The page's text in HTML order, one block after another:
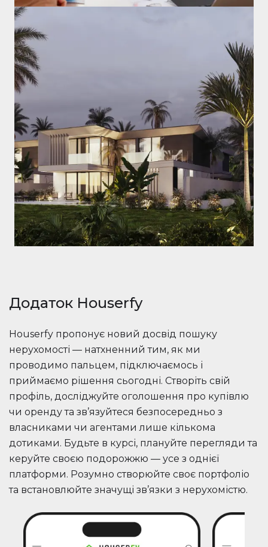
Додаток Houserfy
Houserfy пропонує новий досвід пошуку
нерухомості — натхненний тим, як ми
проводимо пальцем, підключаємось і
приймаємо рішення сьогодні. Створіть свій
профіль, досліджуйте оголошення про купівлю
чи оренду та зв’язуйтеся безпосередньо з
власниками чи агентами лише кількома
дотиками. Будьте в курсі, плануйте перегляди та
керуйте своєю подорожжю — усе з однієї
платформи. Розумно створюйте своє портфоліо
та встановлюйте значущі зв’язки з нерухомістю.